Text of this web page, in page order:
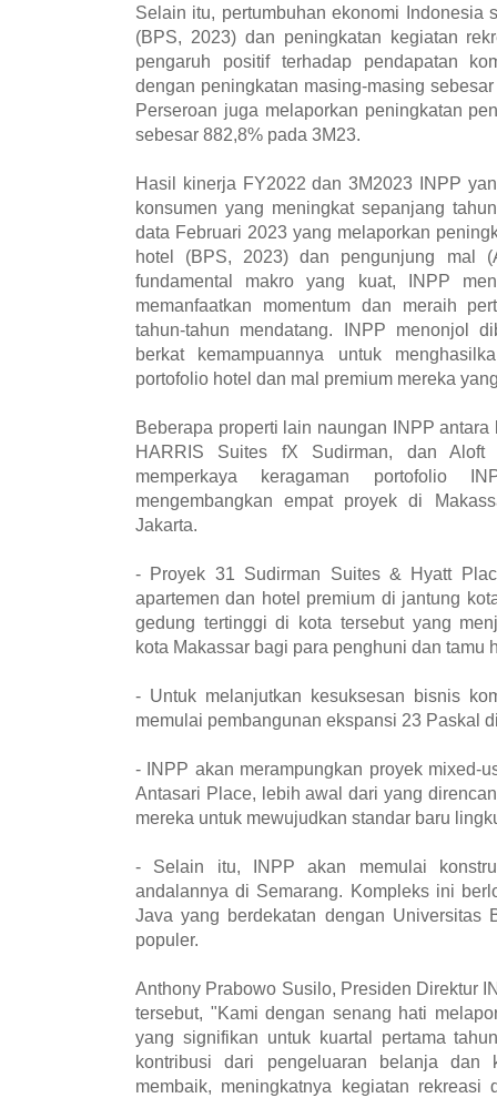
Selain itu, pertumbuhan ekonomi Indonesia
(BPS, 2023) dan peningkatan kegiatan
pengaruh positif terhadap pendapatan
dengan peningkatan masing-masing
Perseroan juga melaporkan peningkatan
sebesar 882,8% pada 3M23.
Hasil kinerja FY2022 dan 3M2023 INPP
konsumen yang meningkat sepanjang
data Februari 2023 yang melaporkan
hotel (BPS, 2023) dan pengunjung mal
fundamental makro yang kuat, INPP
memanfaatkan momentum dan meraih
tahun-tahun mendatang. INPP menonjol
berkat kemampuannya untuk
portofolio hotel dan mal premium mereka
Beberapa properti lain naungan INPP
HARRIS Suites fX Sudirman, dan
memperkaya keragaman portofolio
mengembangkan empat proyek di
Jakarta.
- Proyek 31 Sudirman Suites & Hyatt
apartemen dan hotel premium di jantung
gedung tertinggi di kota tersebut yang
kota Makassar bagi para penghuni dan tamu
- Untuk melanjutkan kesuksesan bisnis
memulai pembangunan ekspansi 23 Paskal
- INPP akan merampungkan proyek mixed-
Antasari Place, lebih awal dari yang
mereka untuk mewujudkan standar baru
- Selain itu, INPP akan memulai
andalannya di Semarang. Kompleks ini
Java yang berdekatan dengan Universitas
populer.
Anthony Prabowo Susilo, Presiden Direktur
tersebut, "Kami dengan senang hati
yang signifikan untuk kuartal pertama
kontribusi dari pengeluaran belanja dan
membaik, meningkatnya kegiatan